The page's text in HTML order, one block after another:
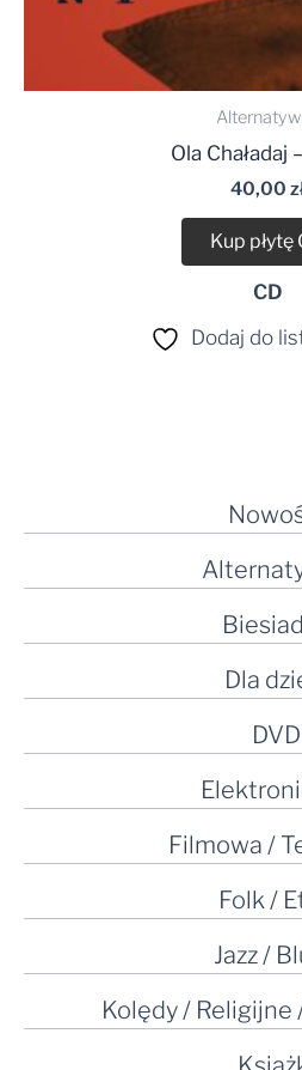
Dla
DVD
Filmowa /
Folk /
Jazz /
Kolędy /
Ola Chaładaj
40,00
Kup płytę
CD
Dodaj do